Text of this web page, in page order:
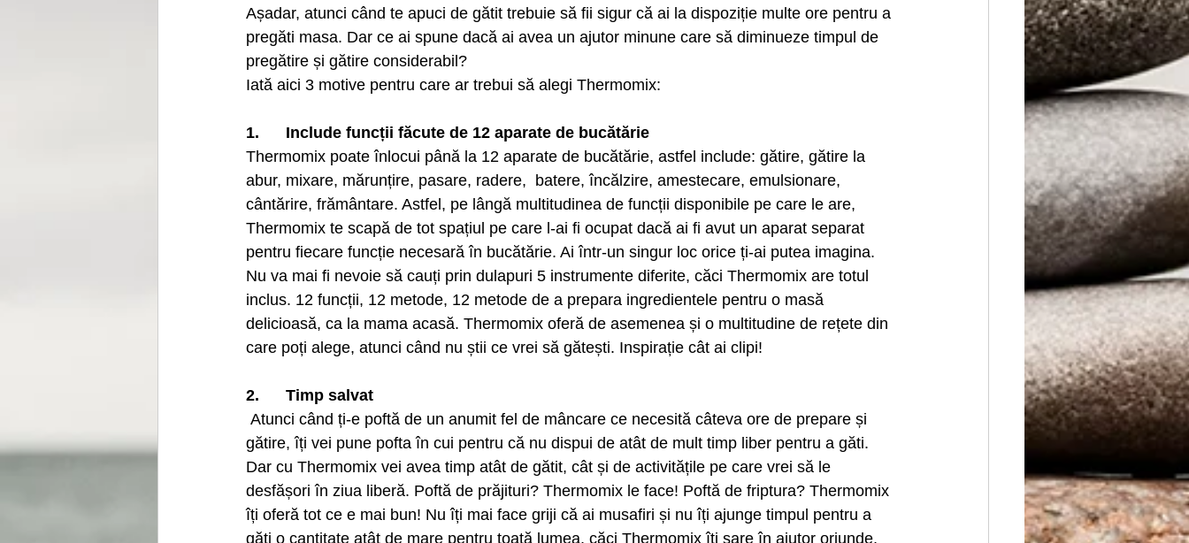
Așadar, atunci când te apuci de gătit trebuie să fii sigur că ai la dispoziție multe ore pentru a
pregăti masa. Dar ce ai spune dacă ai avea un ajutor minune care să diminueze timpul de
pregătire și gătire considerabil?
Iată aici 3 motive pentru care ar trebui să alegi Thermomix:
1.      Include funcții făcute de 12 aparate de bucătărie
Thermomix poate înlocui până la 12 aparate de bucătărie, astfel include: gătire, gătire la
abur, mixare, mărunțire, pasare, radere,  batere, încălzire, amestecare, emulsionare,
cântărire, frământare. Astfel, pe lângă multitudinea de funcții disponibile pe care le are,
Thermomix te scapă de tot spațiul pe care l-ai fi ocupat dacă ai fi avut un aparat separat
pentru fiecare funcție necesară în bucătărie. Ai într-un singur loc orice ți-ai putea imagina.
Nu va mai fi nevoie să cauți prin dulapuri 5 instrumente diferite, căci Thermomix are totul
inclus. 12 funcții, 12 metode, 12 metode de a prepara ingredientele pentru o masă
delicioasă, ca la mama acasă. Thermomix oferă de asemenea și o multitudine de rețete din
care poți alege, atunci când nu știi ce vrei să gătești. Inspirație cât ai clipi!
2.      Timp salvat
gătire, îți vei pune pofta în cui pentru că nu dispui de atât de mult timp liber pentru a găti.
Dar cu Thermomix vei avea timp atât de gătit, cât și de activitățile pe care vrei să le
desfășori în ziua liberă. Poftă de prăjituri? Thermomix le face! Poftă de friptura? Thermomix
îți oferă tot ce e mai bun! Nu îți mai face griji că ai musafiri și nu îți ajunge timpul pentru a
găti o cantitate atât de mare pentru toată lumea, căci Thermomix îți sare în ajutor oriunde,